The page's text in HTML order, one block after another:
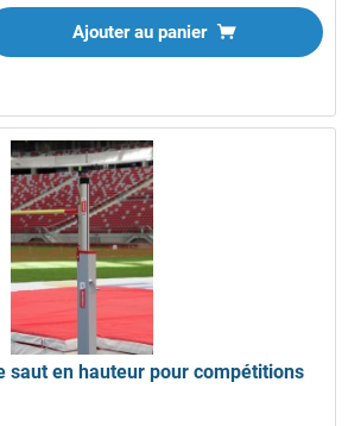
Ajouter au panier
saut en hauteur pour compétitions